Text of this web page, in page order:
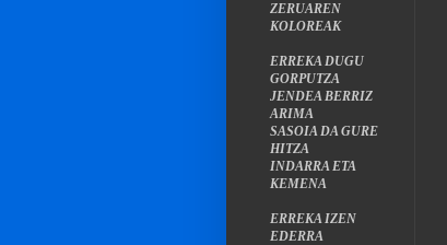
ZERUAREN
KOLOREAK
ERREKA DUGU
GORPUTZA
JENDEA BERRIZ
ARIMA
SASOIA DA GURE
HITZA
INDARRA ETA
KEMENA
ERREKA IZEN
EDERRA